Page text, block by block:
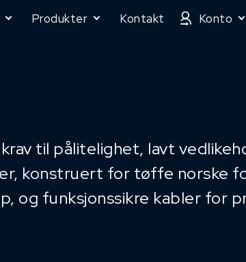
Produkter Kontakt Konto
til pålitelighet, lavt
konstruert for tøffe norske
og funksjonssikre kabler for